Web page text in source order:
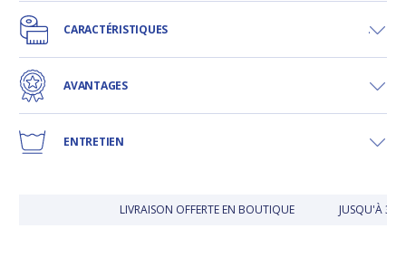
CARACTÉRISTIQUES
AVANTAGES
ENTRETIEN
LIVRAISON OFFERTE EN BOUTIQUE JUSQU'À 30